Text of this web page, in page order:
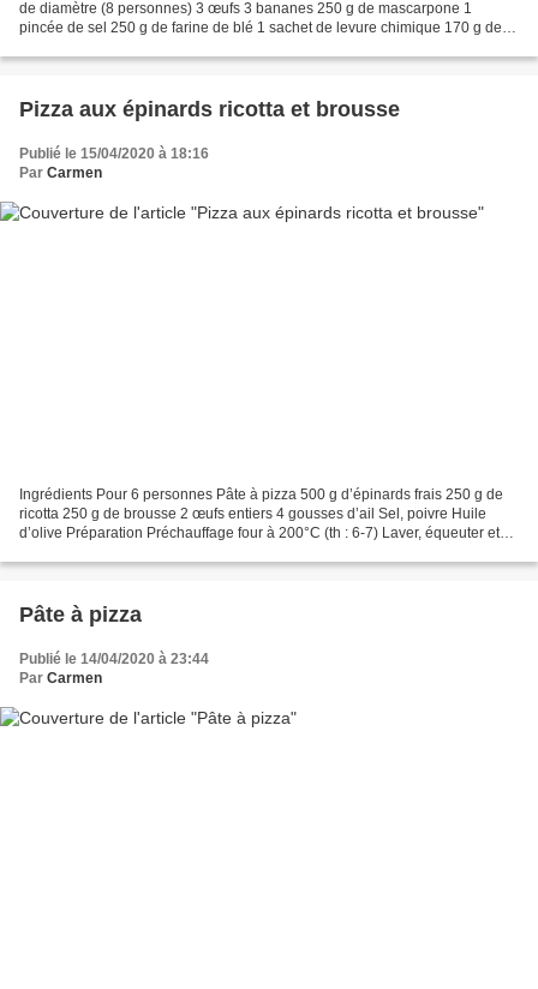
de diamètre (8 personnes) 3 œufs 3 bananes 250 g de mascarpone 1
pincée de sel 250 g de farine de blé 1 sachet de levure chimique 170 g de
Pizza aux épinards ricotta et brousse
Publié le 15/04/2020 à 18:16
Par Carmen
Ingrédients Pour 6 personnes Pâte à pizza 500 g d’épinards frais 250 g de
ricotta 250 g de brousse 2 œufs entiers 4 gousses d’ail Sel, poivre Huile
d’olive Préparation Préchauffage four à 200°C (th : 6-7) Laver, équeuter et
Pâte à pizza
Publié le 14/04/2020 à 23:44
Par Carmen